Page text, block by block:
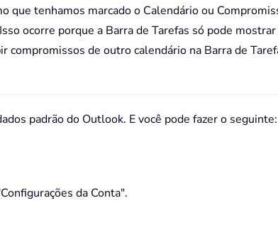
tenhamos marcado o Calendário ou
ocorre porque a Barra de Tarefas só pode mostrar
compromissos de outro calendário na Barra de
padrão do Outlook. E você pode fazer o seguinte:
da Conta".